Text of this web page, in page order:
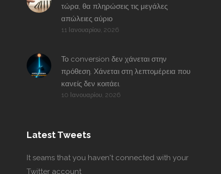
τώρα, θα πληρώσεις τις μεγάλες
απώλειες αύριο
11 Ιανουαρίου, 2026
Το conversion δεν χάνεται στην
πρόθεση. Χάνεται στη λεπτομέρεια που
κανείς δεν κοιτάει.
10 Ιανουαρίου, 2026
Latest Tweets
It seams that you haven't connected with your
Twitter account